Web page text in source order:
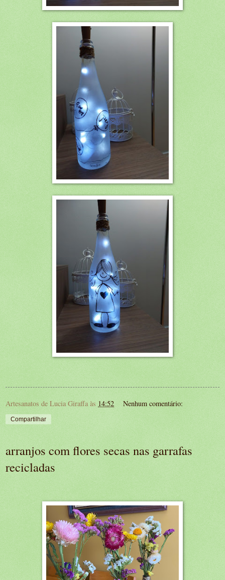
Artesanatos de Lucia Giraffa às 14:52 Nenhum comentário:
Compartilhar
arranjos com flores secas nas garrafas
recicladas